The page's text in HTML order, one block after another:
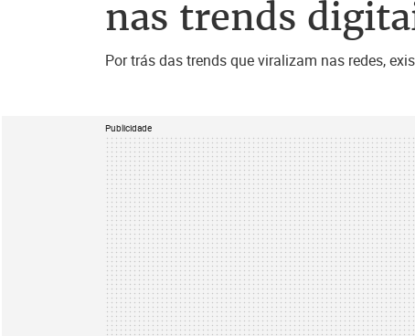
nas trends
Por trás das trends que viralizam nas redes,
Publicidade